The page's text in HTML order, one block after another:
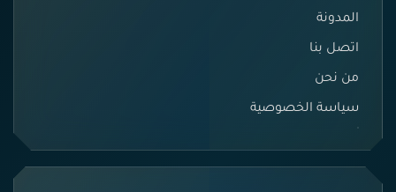
المدونة
اتصل بنا
من نحن
سياسة الخصوصية